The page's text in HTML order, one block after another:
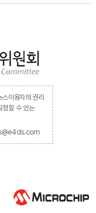
이용자의 권리
청할 수 있는